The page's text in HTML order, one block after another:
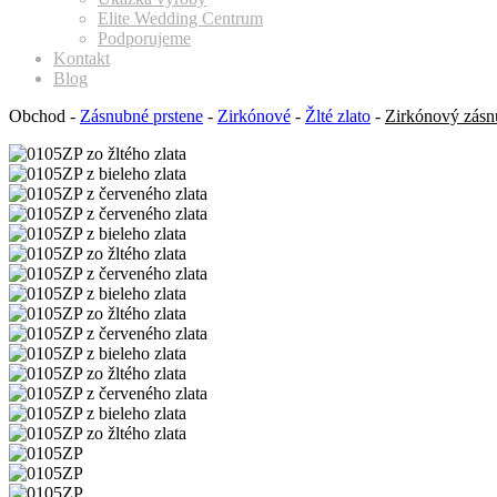
Elite Wedding Centrum
Podporujeme
Kontakt
Blog
Obchod - Zásnubné prstene - Zirkónové - Žlté zlato - Zirkónový